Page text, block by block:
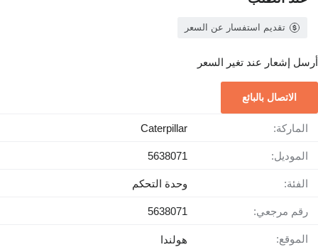
تقديم استفسار عن السعر
أرسل إشعار عند تغير السعر
الاتصال بالبائع
الماركة: Caterpillar
الموديل: 5638071
الفئة: وحدة التحكم
رقم مرجعي: 5638071
الموقع:
هولندا